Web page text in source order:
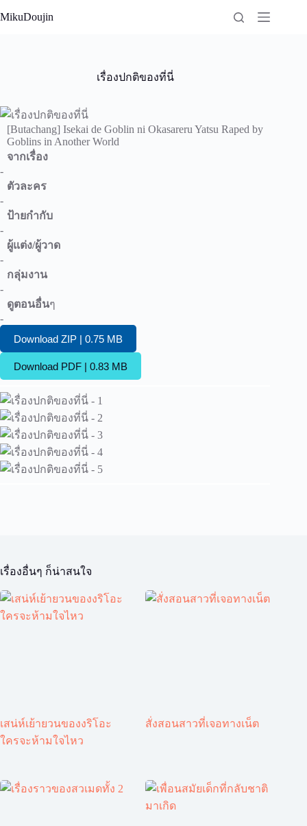
to
MikuDoujin
เรื่องปกติของที่นี่
[Butachang] Isekai de Goblin ni Okasareru Yatsu Raped by
Goblins in Another World
จากเรื่อง
-
ตัวละคร
-
ป้ายกำกับ
-
ผู้แต่ง/ผู้วาด
-
กลุ่มงาน
-
ดูตอนอื่นๆ
-
Download ZIP | 0.75 MB
Download PDF | 0.83 MB
เรื่องอื่นๆ ก็น่าสนใจ
เสน่ห์เย้ายวนของงริโอะ
ใครจะห้ามใจไหว
สั่งสอนสาวที่เจอทางเน็ต